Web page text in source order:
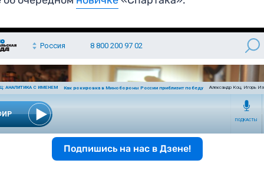
Подпишись на нас в Дзене!